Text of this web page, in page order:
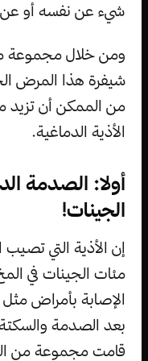
شيء عن نفسه أو
ومن خلال مجموعة
شيفرة هذا المرض
من الممكن أن تزيد
الأذية الدماغية.
أولا: الصدمة
الجينات!
إن الأذية التي
مئات الجينات في
الإصابة بأمراض مثل
بعد الصدمة والسكتة
قامت مجموعة من